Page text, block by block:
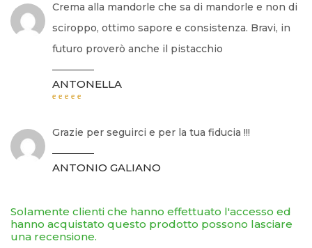
ANTONELLA
Crema alla mandorle che sa di mandorle e non di
sciroppo, ottimo sapore e consistenza. Bravi, in
futuro proverò anche il pistacchio
ANTONIO GALIANO
Grazie per seguirci e per la tua fiducia !!!
Solamente clienti che hanno effettuato l'accesso ed
hanno acquistato questo prodotto possono lasciare
una recensione.